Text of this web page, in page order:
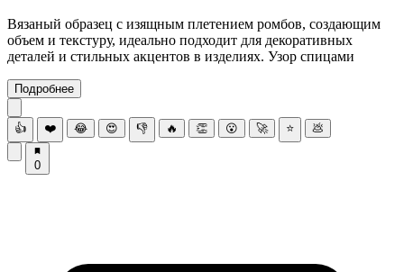
Вязаный образец с изящным плетением ромбов, создающим
объем и текстуру, идеально подходит для декоративных
деталей и стильных акцентов в изделиях. Узор спицами
Подробнее
👍 ❤️ 😂 😍 👎 🔥 👏 😮 🚀 ⭐ 💩
0